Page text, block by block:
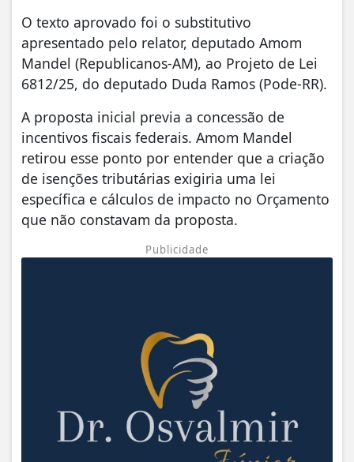
O texto aprovado foi o substitutivo
apresentado pelo relator, deputado Amom
Mandel (Republicanos-AM), ao Projeto de Lei
6812/25, do deputado Duda Ramos (Pode-RR).
A proposta inicial previa a concessão de
incentivos fiscais federais. Amom Mandel
retirou esse ponto por entender que a criação
de isenções tributárias exigiria uma lei
específica e cálculos de impacto no Orçamento
que não constavam da proposta.
Publicidade